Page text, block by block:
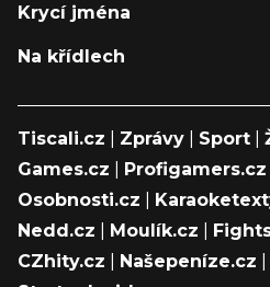
Krycí jména
Na křídlech
Tiscali.cz Zprávy Sport
Games.cz
Profigamers.cz
Osobnosti.cz
Nedd.cz
Moulík.cz
CZhity.cz
Našepeníze.cz